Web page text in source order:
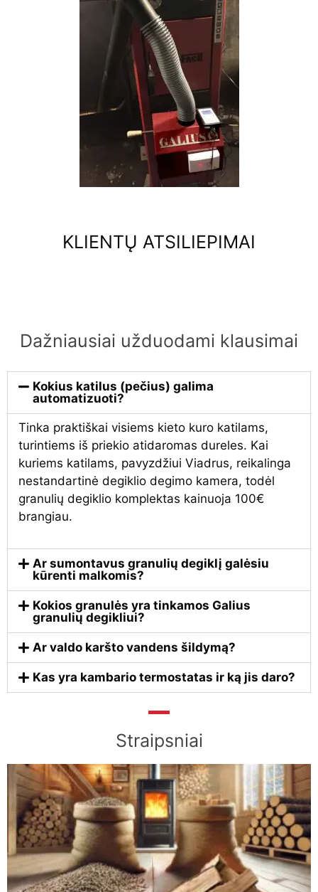
KLIENTŲ ATSILIEPIMAI
Dažniausiai užduodami klausimai
Kokius katilus (pečius) galima
automatizuoti?
Tinka praktiškai visiems kieto kuro katilams,
turintiems iš priekio atidaromas dureles. Kai
kuriems katilams, pavyzdžiui Viadrus, reikalinga
nestandartinė degiklio degimo kamera, todėl
granulių degiklio komplektas kainuoja 100€
brangiau.
Ar sumontavus granulių degiklį galėsiu
kūrenti malkomis?
Kokios granulės yra tinkamos Galius
granulių degikliui?
Ar valdo karšto vandens šildymą?
Kas yra kambario termostatas ir ką jis daro?
Straipsniai